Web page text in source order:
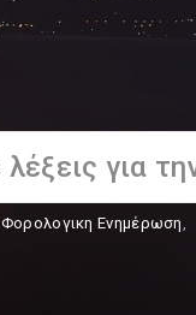
Φορολογικη Ενημέρωση,